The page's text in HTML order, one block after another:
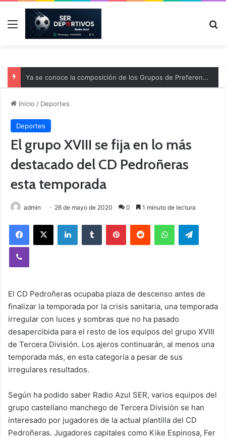
Menú
Ya se conoce la composición de los Grupos de Preferente y el calendario
Inicio / Deportes
Deportes
El grupo XVIII se fija en lo más
destacado del CD Pedroñeras
esta temporada
admin 26 de mayo de 2020 0 1 minuto de lectura
El CD Pedroñeras ocupaba plaza de descenso antes de
finalizar la temporada por la crisis sanitaria, una temporada
irregular con luces y sombras que no ha pasado
desapercibida para el resto de los equipos del grupo XVIII
de Tercera División. Los ajeros continuarán, al menos una
temporada más, en esta categoría a pesar de sus
irregulares resultados.
Según ha podido saber Radio Azul SER, varios equipos del
grupo castellano manchego de Tercera División se han
interesado por jugadores de la actual plantilla del CD
Pedroñeras. Jugadores capitales como Kike Espinosa, Fer